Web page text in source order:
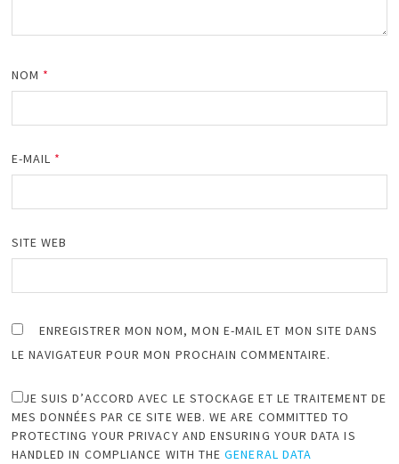
NOM *
E-MAIL *
SITE WEB
ENREGISTRER MON NOM, MON E-MAIL ET MON SITE DANS
LE NAVIGATEUR POUR MON PROCHAIN COMMENTAIRE.
JE SUIS D’ACCORD AVEC LE STOCKAGE ET LE TRAITEMENT DE
MES DONNÉES PAR CE SITE WEB. WE ARE COMMITTED TO
PROTECTING YOUR PRIVACY AND ENSURING YOUR DATA IS
HANDLED IN COMPLIANCE WITH THEGENERAL DATA